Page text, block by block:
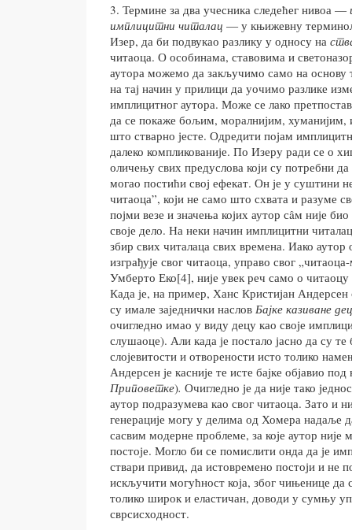
3. Термине за два учесника следећег нивоа —
имплицитни читалац — у књижевну
Изер, да би подвукао разлику у односу на
читаоца. О особинама, ставовима и
аутора можемо да закључимо само на основу
на тај начин у прилици да уочимо разлике
имплицитног аутора. Може се лако
да се покаже бољим, моралнијим, хуманијим,
што стварно јесте. Одредити појам
далеко компликованије. По Изеру ради се о
оличењу свих предуслова који су потребни
могао постићи свој ефекат. Он је у суштини
читаоца”, који не само што схвата и разуме
појми везе и значења којих аутор сâм није
своје дело. На неки начин имплицитни
збир свих читалаца свих времена. Иако аутор
изграђује свог читаоца, управо свог
Умберто Еко[4], није увек реч само о читаоцу
Када је, на пример, Ханс Кристијан Андерсен
су имале заједнички наслов Бајке казиване
очигледно имао у виду децу као своје
слушаоце). Али када је постало јасно да су те
слојевитости и отворености исто толико
Андерсен је касније те исте бајке објавио
Приповетке). Очигледно је да није тако
аутор подразумева као свог читаоца. Зато и
генерације могу у делима од Хомера надаље
сасвим модерне проблеме, за које аутор није
постоје. Могло би се помислити онда да је
ствари привид, да истовремено постоји и не
искључити могућност која, због чињенице да
толико широк и еластичан, доводи у сумњу
сврсисходност.